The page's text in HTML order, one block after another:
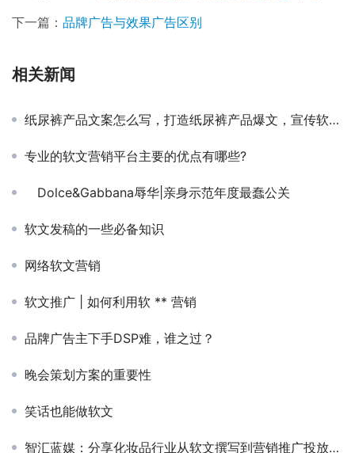
下一篇： 品牌广告与效果广告区别
相关新闻
纸尿裤产品文案怎么写，打造纸尿裤产品爆文，宣传软文写作技巧
专业的软文营销平台主要的优点有哪些?
Dolce&Gabbana辱华|亲身示范年度最蠢公关
软文发稿的一些必备知识
网络软文营销
软文推广 | 如何利用软 ** 营销
品牌广告主下手DSP难，谁之过？
晚会策划方案的重要性
笑话也能做软文
智汇蓝媒：分享化妆品行业从软文撰写到营销推广投放技巧